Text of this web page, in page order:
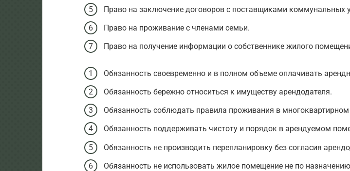
Право на заключение договоров с поставщиками коммунальных
Право на проживание с членами семьи.
Право на получение информации о собственнике жилого
Обязанность своевременно и в полном объеме оплачивать
Обязанность бережно относиться к имуществу арендодателя.
Обязанность соблюдать правила проживания в
Обязанность поддерживать чистоту и порядок в арендуемом
Обязанность не производить перепланировку без согласия
Обязанность не использовать жилое помещение не по